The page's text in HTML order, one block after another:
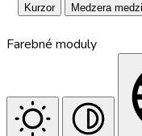
Kurzor Medzera
Farebné moduly